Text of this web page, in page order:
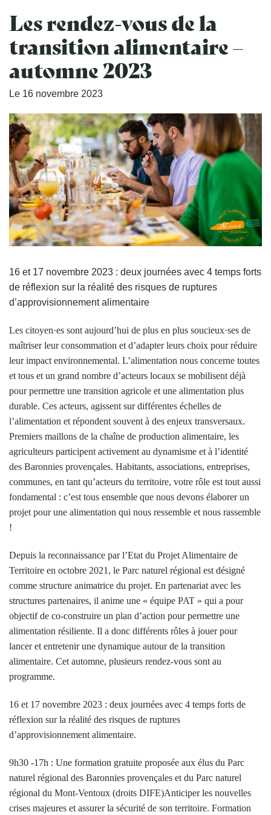
Les rendez-vous de la
transition alimentaire –
automne 2023
Le 16 novembre 2023
16 et 17 novembre 2023 : deux journées avec 4 temps forts
de réflexion sur la réalité des risques de ruptures
d’approvisionnement alimentaire
Les citoyen·es sont aujourd’hui de plus en plus soucieux·ses de
maîtriser leur consommation et d’adapter leurs choix pour réduire
leur impact environnemental. L’alimentation nous concerne toutes
et tous et un grand nombre d’acteurs locaux se mobilisent déjà
pour permettre une transition agricole et une alimentation plus
durable. Ces acteurs, agissent sur différentes échelles de
l’alimentation et répondent souvent à des enjeux transversaux.
Premiers maillons de la chaîne de production alimentaire, les
agriculteurs participent activement au dynamisme et à l’identité
des Baronnies provençales. Habitants, associations, entreprises,
communes, en tant qu’acteurs du territoire, votre rôle est tout aussi
fondamental : c’est tous ensemble que nous devons élaborer un
projet pour une alimentation qui nous ressemble et nous rassemble
!
Depuis la reconnaissance par l’Etat du Projet Alimentaire de
Territoire en octobre 2021, le Parc naturel régional est désigné
comme structure animatrice du projet. En partenariat avec les
structures partenaires, il anime une « équipe PAT » qui a pour
objectif de co-construire un plan d’action pour permettre une
alimentation résiliente. Il a donc différents rôles à jouer pour
lancer et entretenir une dynamique autour de la transition
alimentaire. Cet automne, plusieurs rendez-vous sont au
programme.
16 et 17 novembre 2023 : deux journées avec 4 temps forts de
réflexion sur la réalité des risques de ruptures
d’approvisionnement alimentaire.
9h30 -17h : Une formation gratuite proposée aux élus du Parc
naturel régional des Baronnies provençales et du Parc naturel
régional du Mont-Ventoux (droits DIFE)Anticiper les nouvelles
crises majeures et assurer la sécurité de son territoire. Formation